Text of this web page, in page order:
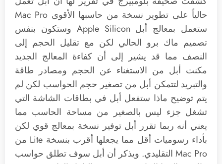
حالياً على تطوير نسخة من حاسبها الأقوى Mac Pro
ستعمل بمعالج أبل Apple Silicon وستكون بنفس
تصميم ماك برو الحالي لكن مع تقليل الحجم إلى
النصف مما قد يشير إلى أن كفاءة المعالج الجديد
مكنت أبل من الاستغناء عن الحجم ومصادر طاقة
والتبريد لتتمكن أبل من تصغير حجم الحواسب لكن لم
يتم توضيح ماذا ستفعل أبل في بطاقات الشاشة التي
تشغل جزء ليس بالصغير من مساحة الحاسب مما
يعني أنه ربما تقرر أبل توفير نسخة بمعالج قوي لكن
بأداء رسوميات أقل مما يجعلها أقرب بنسخة Lite من
Mac Pro التقليدي. ويذكر أن أبل سوف تطلق حواسب